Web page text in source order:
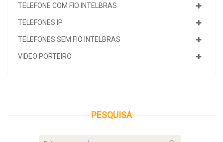
TELEFONE COM FIO INTELBRAS
TELEFONES IP
TELEFONES SEM FIO INTELBRAS
VIDEO PORTEIRO
PESQUISA